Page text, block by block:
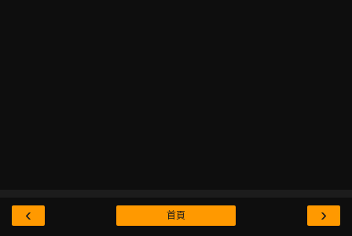
‹ ›
首頁